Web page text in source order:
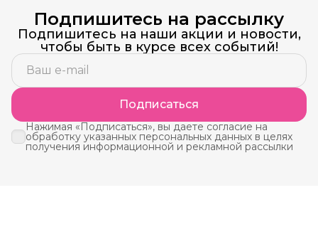
Подпишитесь на рассылку
Подпишитесь на наши акции и новости,
чтобы быть в курсе всех событий!
Подписаться
Нажимая «Подписаться», вы даете согласие на
обработку указанных персональных данных в целях
получения информационной и рекламной рассылки